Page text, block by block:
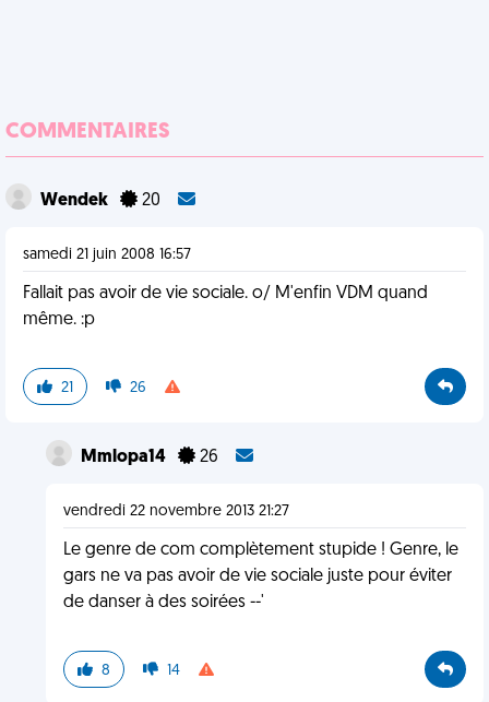
COMMENTAIRES
Wendek 20
samedi 21 juin 2008 16:57
Fallait pas avoir de vie sociale. o/ M'enfin VDM quand
même. :p
21 26
Mmlopa14 26
vendredi 22 novembre 2013 21:27
Le genre de com complètement stupide ! Genre, le
gars ne va pas avoir de vie sociale juste pour éviter
de danser à des soirées --'
8 14